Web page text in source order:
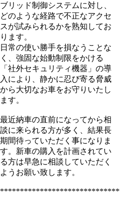
ブリッド制御システムに対し、
どのような経路で不正なアクセ
スが試みられるかを熟知してお
ります。
日常の使い勝手を損なうことな
く、強固な始動制限をかける
「社外セキュリティ機器」の導
入により、静かに忍び寄る脅威
から大切なお車をお守りいたし
ます。
最近納車の直前になってから相
談に来られる方が多く、結果長
期間待っていただく事になりま
す。新車の購入を計画されてい
る方は早急に相談していただく
ようお願い致します。